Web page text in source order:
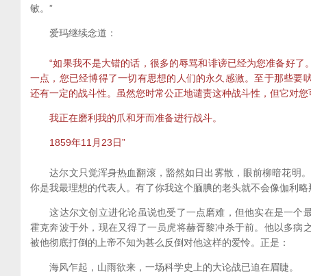
敏。”
爱玛继续念道：
“如果我不是大错的话，很多的辱骂和诽谤已经为您准备好了
一点，您已经博得了一切有思想的人们的永久感激。至于那些要
还有一定的战斗性。虽然您时常公正地谴责这种战斗性，但它对您
我正在磨利我的爪和牙而准备进行战斗。
1859年11月23日”
达尔文只觉浑身热血翻滚，豁然如日出雾散，眼前柳暗花明。
你是我最理想的代表人。有了你我这个腼腆的老头就不会像伽利
这达尔文创立进化论虽说也受了一点磨难，但他实在是一个最
霍克奔波于外，现在又得了一员虎将赫胥黎冲杀于前。他以多病
被他彻底打倒的上帝不知为甚么反倒对他这样的爱怜。正是：
海风乍起，山雨欲来，一场科学史上的大论战已迫在眉睫。